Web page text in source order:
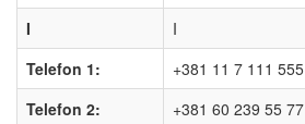
I
I
Telefon 1:
+381 11 7 111 555
Telefon 2:
+381 60 239 55 77